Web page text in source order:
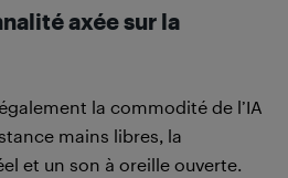
axée sur la
la commodité de l’IA
mains libres, la
et un son à oreille ouverte.